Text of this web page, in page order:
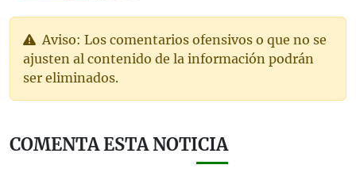
Aviso: Los comentarios ofensivos o que no se
ajusten al contenido de la información podrán
ser eliminados.
COMENTA ESTA NOTICIA